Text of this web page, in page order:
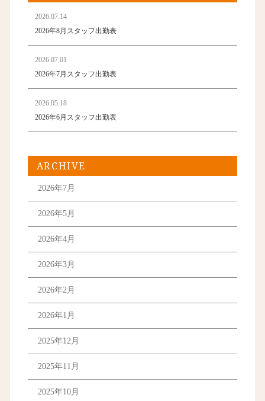
2026.07.14
2026年8月スタッフ出勤表
2026.07.01
2026年7月スタッフ出勤表
2026.05.18
2026年6月スタッフ出勤表
ARCHIVE
2026年7月
2026年5月
2026年4月
2026年3月
2026年2月
2026年1月
2025年12月
2025年11月
2025年10月